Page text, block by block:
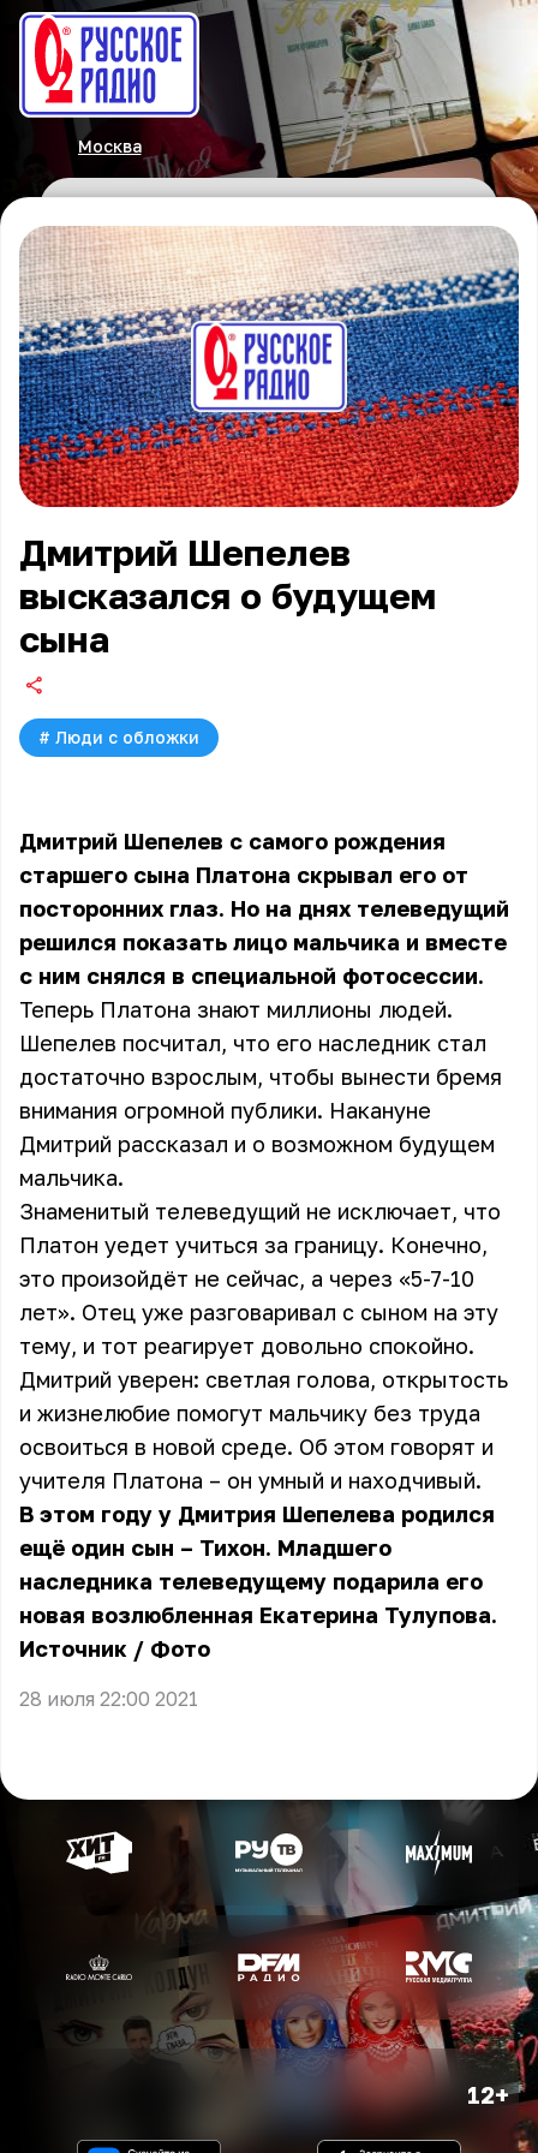
Москва
Дмитрий Шепелев
высказался о будущем
сына
# Люди с обложки
Дмитрий Шепелев с самого рождения
старшего сына Платона скрывал его от
посторонних глаз. Но на днях телеведущий
решился показать лицо мальчика и вместе
с ним снялся в специальной фотосессии.
Теперь Платона знают миллионы людей.
Шепелев посчитал, что его наследник стал
достаточно взрослым, чтобы вынести бремя
внимания огромной публики. Накануне
Дмитрий рассказал и о возможном будущем
мальчика.
Знаменитый телеведущий не исключает, что
Платон уедет учиться за границу. Конечно,
это произойдёт не сейчас, а через «5-7-10
лет». Отец уже разговаривал с сыном на эту
тему, и тот реагирует довольно спокойно.
Дмитрий уверен: светлая голова, открытость
и жизнелюбие помогут мальчику без труда
освоиться в новой среде. Об этом говорят и
учителя Платона – он умный и находчивый.
В этом году у Дмитрия Шепелева родился
ещё один сын – Тихон. Младшего
наследника телеведущему подарила его
новая возлюбленная Екатерина Тулупова.
Источник / Фото
28 июля 22:00 2021
12+